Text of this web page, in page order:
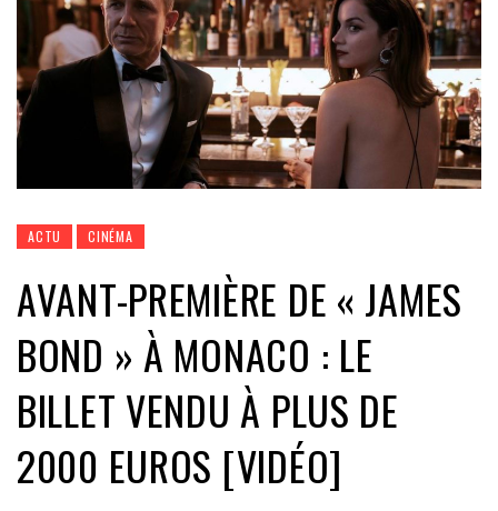
ACTU CINÉMA
AVANT-PREMIÈRE DE « JAMES
BOND » À MONACO : LE
BILLET VENDU À PLUS DE
2000 EUROS [VIDÉO]